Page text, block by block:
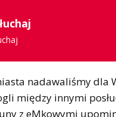
nadawaliśmy dla
między innymi
z eMkowymi